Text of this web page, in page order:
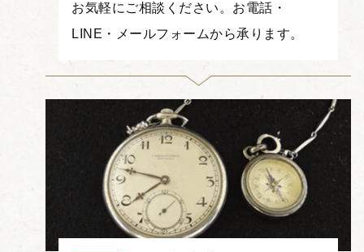
お気軽にご相談ください。お電話・
LINE・メールフォームから承ります。